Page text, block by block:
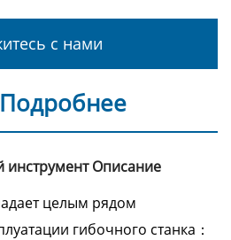
с нами
Описание
целым рядом
гибочного станка：